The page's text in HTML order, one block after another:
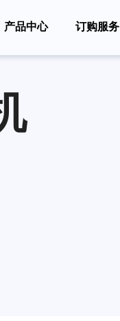
产品中心 订购服务